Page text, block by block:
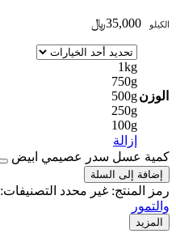
الكيلو 35,000﷼
الوزن
1kg
750g
500g
250g
100g
إزالة
كمية عسل سدر عصيمي ابيض
إضافة إلى السلة
رمز المنتج: غير محدد التصنيفات:
والتمور
المزيد